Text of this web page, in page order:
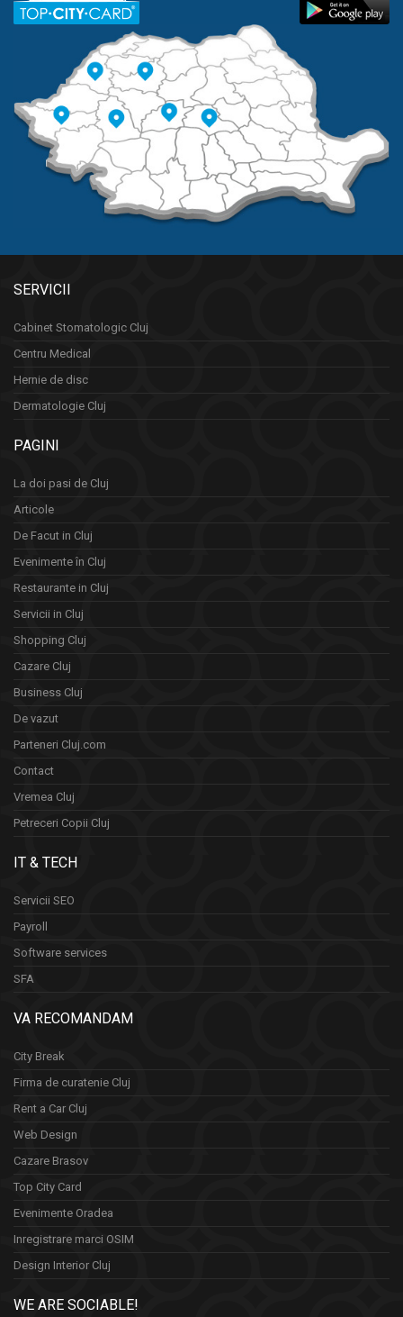
SERVICII
Cabinet Stomatologic Cluj
Centru Medical
Hernie de disc
Dermatologie Cluj
PAGINI
La doi pasi de Cluj
Articole
De Facut in Cluj
Evenimente în Cluj
Restaurante in Cluj
Servicii in Cluj
Shopping Cluj
Cazare Cluj
Business Cluj
De vazut
Parteneri Cluj.com
Contact
Vremea Cluj
Petreceri Copii Cluj
IT & TECH
Servicii SEO
Payroll
Software services
SFA
VA RECOMANDAM
City Break
Firma de curatenie Cluj
Rent a Car Cluj
Web Design
Cazare Brasov
Top City Card
Evenimente Oradea
Inregistrare marci OSIM
Design Interior Cluj
WE ARE SOCIABLE!